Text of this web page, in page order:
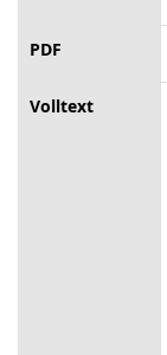
PDF
Volltext